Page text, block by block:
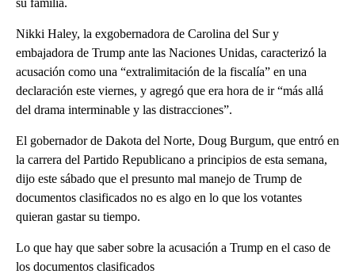
su familia.
Nikki Haley, la exgobernadora de Carolina del Sur y
embajadora de Trump ante las Naciones Unidas, caracterizó la
acusación como una “extralimitación de la fiscalía” en una
declaración este viernes, y agregó que era hora de ir “más allá
del drama interminable y las distracciones”.
El gobernador de Dakota del Norte, Doug Burgum, que entró en
la carrera del Partido Republicano a principios de esta semana,
dijo este sábado que el presunto mal manejo de Trump de
documentos clasificados no es algo en lo que los votantes
quieran gastar su tiempo.
Lo que hay que saber sobre la acusación a Trump en el caso de
los documentos clasificados